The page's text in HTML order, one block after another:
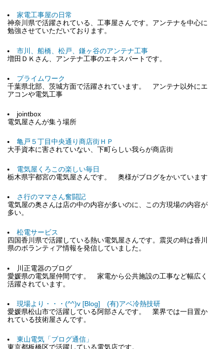
家電工事屋の日常
神奈川県で活躍されている、工事屋さんです。アンテナを中心に
勉強させていただいております。
市川、船橋、松戸、鎌ヶ谷のアンテナ工事
増田ＤＫさん、アンテナ工事のエキスパートです。
プライムワーク
千葉県北部、茨城方面で活躍されています。 アンテナ以外にエ
アコンや電気工事
jointbox
電気屋さんが集う場所
亀戸５丁目中央通り商店街ＨＰ
大手資本に害されていない、下町らしい我らが商店街
電気屋くろこの楽しい毎日
栃木県宇都宮の電気屋さんです。 奥様がブログをかいています
さ行のママさん奮闘記
電気屋の奥さんは店の中の内容が多いのに、この方現場の内容が
多い。
松電サービス
四国香川県で活躍している熱い電気屋さんです。震災の時は香川
県のボランティア情報を発信していました。
川正電器のブログ
愛媛県の電気屋仲間です。 家電から公共施設の工事など幅広く
活躍されています。
現場より・・・(^^)v [Blog] (有)アベ冷熱技研
愛媛県松山市で活躍している阿部さんです。 業界では一目置か
れている技術屋さんです。
東山電気「ブログ通信」
東京都板橋区で活躍している電気店です。